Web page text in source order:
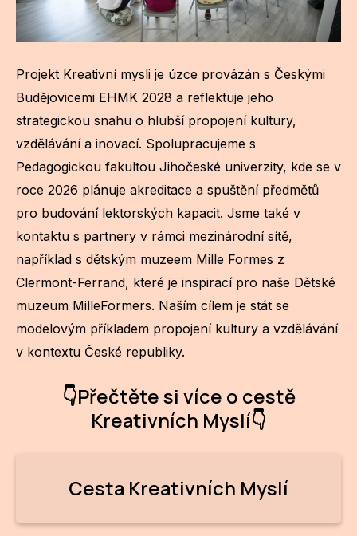
Projekt Kreativní mysli je úzce provázán s Českými
Budějovicemi EHMK 2028 a reflektuje jeho
strategickou snahu o hlubší propojení kultury,
vzdělávání a inovací. Spolupracujeme s
Pedagogickou fakultou Jihočeské univerzity, kde se v
roce 2026 plánuje akreditace a spuštění předmětů
pro budování lektorských kapacit. Jsme také v
kontaktu s partnery v rámci mezinárodní sítě,
například s dětským muzeem Mille Formes z
Clermont-Ferrand, které je inspirací pro naše Dětské
muzeum MilleFormers. Naším cílem je stát se
modelovým příkladem propojení kultury a vzdělávání
v kontextu České republiky.
👇Přečtěte si více o cestě
Kreativních Myslí👇
Cesta Kreativních Myslí